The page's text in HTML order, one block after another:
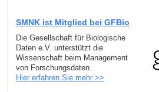
SMNK ist Mitglied bei GFBio
Die Gesellschaft für Biologische
Daten e.V. unterstützt die
Wissenschaft beim Management
von Forschungsdaten.
Hier erfahren Sie mehr >>